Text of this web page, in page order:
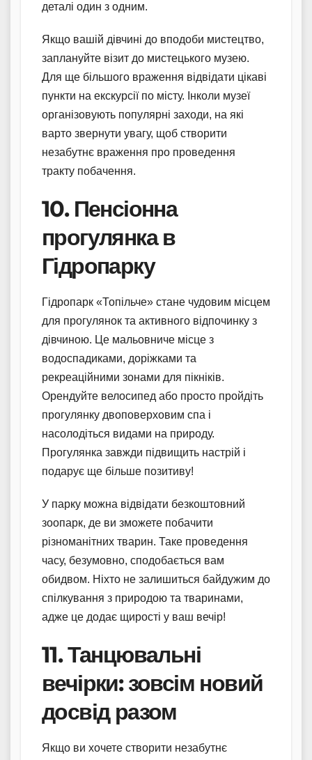
деталі один з одним.
Якщо вашій дівчині до вподоби мистецтво,
заплануйте візит до мистецького музею.
Для ще більшого враження відвідати цікаві
пункти на екскурсії по місту. Інколи музеї
організовують популярні заходи, на які
варто звернути увагу, щоб створити
незабутнє враження про проведення
тракту побачення.
10. Пенсіонна
прогулянка в
Гідропарку
Гідропарк «Топільче» стане чудовим місцем
для прогулянок та активного відпочинку з
дівчиною. Це мальовниче місце з
водоспадиками, доріжками та
рекреаційними зонами для пікніків.
Орендуйте велосипед або просто пройдіть
прогулянку двоповерховим спа і
насолодіться видами на природу.
Прогулянка завжди підвищить настрій і
подарує ще більше позитиву!
У парку можна відвідати безкоштовний
зоопарк, де ви зможете побачити
різноманітних тварин. Таке проведення
часу, безумовно, сподобається вам
обидвом. Ніхто не залишиться байдужим до
спілкування з природою та тваринами,
адже це додає щирості у ваш вечір!
11. Танцювальні
вечірки: зовсім новий
досвід разом
Якщо ви хочете створити незабутнє